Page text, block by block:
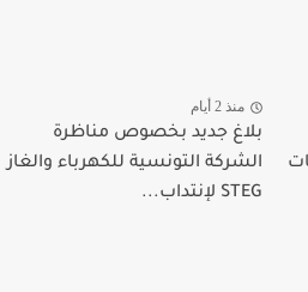
منذ 2 أيام
بلاغ جديد بخصوص مناظرة
الشركة التونسية للكهرباء والغاز
STEG لإنتداب...